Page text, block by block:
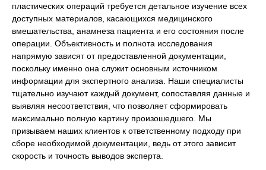
пластических операций требуется детальное изучение всех
доступных материалов, касающихся медицинского
вмешательства, анамнеза пациента и его состояния после
операции. Объективность и полнота исследования
напрямую зависят от предоставленной документации,
поскольку именно она служит основным источником
информации для экспертного анализа. Наши специалисты
тщательно изучают каждый документ, сопоставляя данные и
выявляя несоответствия, что позволяет сформировать
максимально полную картину произошедшего. Мы
призываем наших клиентов к ответственному подходу при
сборе необходимой документации, ведь от этого зависит
скорость и точность выводов эксперта.